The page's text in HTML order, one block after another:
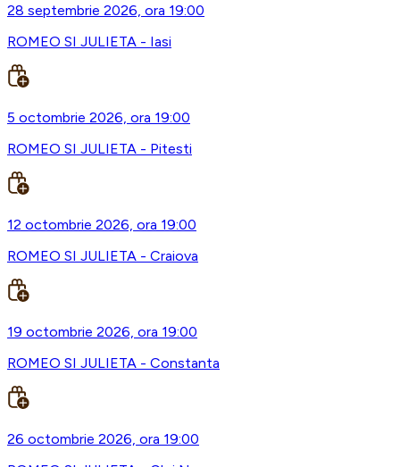
28 septembrie 2026, ora 19:00
ROMEO SI JULIETA - Iasi
5 octombrie 2026, ora 19:00
ROMEO SI JULIETA - Pitesti
12 octombrie 2026, ora 19:00
ROMEO SI JULIETA - Craiova
19 octombrie 2026, ora 19:00
ROMEO SI JULIETA - Constanta
26 octombrie 2026, ora 19:00